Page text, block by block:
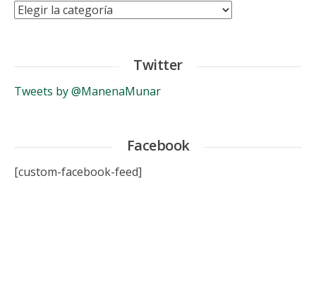
Categorías
Twitter
Tweets by @ManenaMunar
Facebook
[custom-facebook-feed]